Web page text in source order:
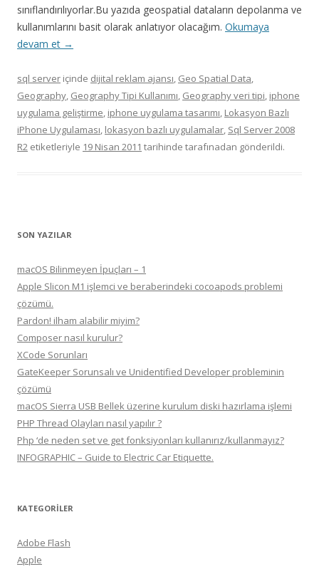
sınıflandırılıyorlar.Bu yazıda geospatial dataların depolanma ve
kullanımlarını basit olarak anlatıyor olacağım. Okumaya
devam et →
sql server içinde dijital reklam ajansı, Geo Spatial Data,
Geography, Geography Tipi Kullanımı, Geography veri tipi, iphone
uygulama geliştirme, iphone uygulama tasarımı, Lokasyon Bazlı
iPhone Uygulaması, lokasyon bazlı uygulamalar, Sql Server 2008
R2 etiketleriyle 19 Nisan 2011 tarihinde tarafınadan gönderildi.
SON YAZILAR
macOS Bilinmeyen İpuçları – 1
Apple Slicon M1 işlemci ve beraberindeki cocoapods problemi
çözümü.
Pardon! ilham alabilir miyim?
Composer nasıl kurulur?
XCode Sorunları
GateKeeper Sorunsalı ve Unidentified Developer probleminin
çözümü
macOS Sierra USB Bellek üzerine kurulum diski hazırlama işlemi
PHP Thread Olayları nasıl yapılır ?
Php ‘de neden set ve get fonksiyonları kullanırız/kullanmayız?
INFOGRAPHIC – Guide to Electric Car Etiquette.
KATEGORILER
Adobe Flash
Apple